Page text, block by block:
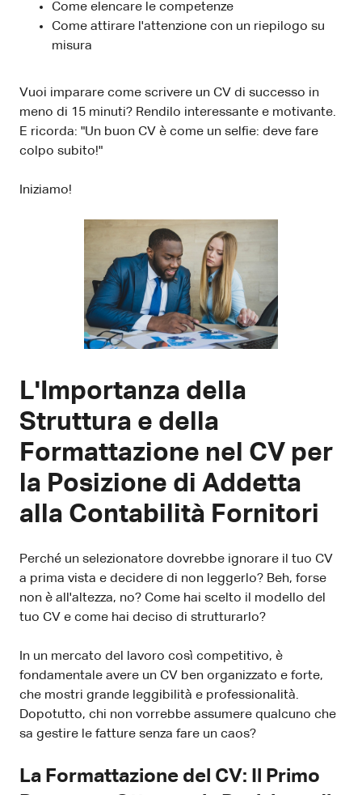
Come elencare le competenze
Come attirare l'attenzione con un riepilogo su
misura
Vuoi imparare come scrivere un CV di successo in
meno di 15 minuti? Rendilo interessante e motivante.
E ricorda: "Un buon CV è come un selfie: deve fare
colpo subito!"
Iniziamo!
L'Importanza della
Struttura e della
Formattazione nel CV per
la Posizione di Addetta
alla Contabilità Fornitori
Perché un selezionatore dovrebbe ignorare il tuo CV
a prima vista e decidere di non leggerlo? Beh, forse
non è all'altezza, no? Come hai scelto il modello del
tuo CV e come hai deciso di strutturarlo?
In un mercato del lavoro così competitivo, è
fondamentale avere un CV ben organizzato e forte,
che mostri grande leggibilità e professionalità.
Dopotutto, chi non vorrebbe assumere qualcuno che
sa gestire le fatture senza fare un caos?
La Formattazione del CV: Il Primo